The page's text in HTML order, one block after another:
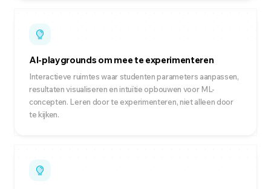
AI-playgrounds om mee te experimenteren
Interactieve ruimtes waar studenten parameters aanpassen,
resultaten visualiseren en intuïtie opbouwen voor ML-
concepten. Leren door te experimenteren, niet alleen door
te kijken.